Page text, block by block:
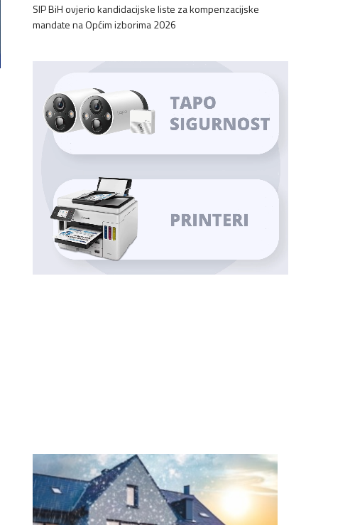
SIP BiH ovjerio kandidacijske liste za kompenzacijske
mandate na Općim izborima 2026